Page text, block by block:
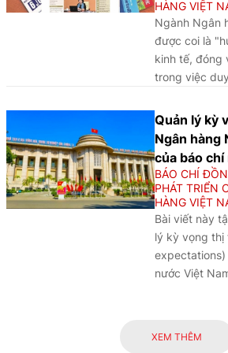
cho sự phát
ngành Ngân
kinh tế Việt
HÀNG VIỆT
Ngành Ngân
được coi là
kinh tế, đóng
trong việc
trưởng kinh
chỉ phản ánh
tế mà còn
sự phát triển
Trong bối
những ảnh
Cách mạng
ngành Ngân
những cơ hội
và hội nhập
cạnh tranh
Quản lý kỳ
Ngân hàng
của báo chí
BÁO CHÍ
PHÁT TRIỂN
HÀNG VIỆT
Bài viết này
lý kỳ vọng
nước Việt
XEM THÊM